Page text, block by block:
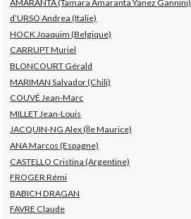
AMARANTA (Tamara Amaranta Yanez Gannini)
d’URSO Andrea (Italie)
HOCK Joaquim (Belgique)
CARRUPT Muriel
BLONCOURT Gérald
MARIMAN Salvador (Chili)
COUVÉ Jean-Marc
MILLET Jean-Louis
JACQUIN-NG Alex (Île Maurice)
ANA Marcos (Espagne)
CASTELLO Cristina (Argentine)
FROGER Rémi
BABICH DRAGAN
FAVRE Claude